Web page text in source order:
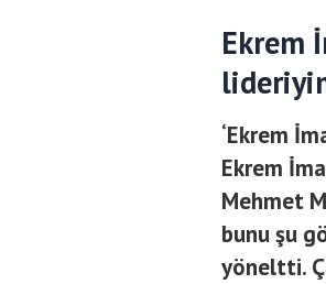
Ekrem
‘Ekrem
Ekrem
Mehmet
bunu şu
yöneltti.